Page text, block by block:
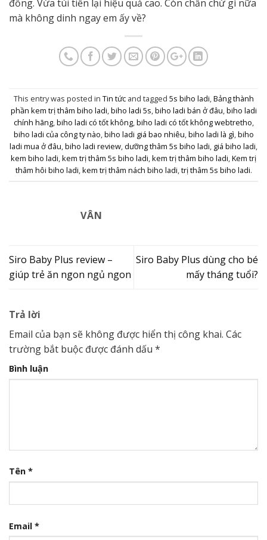
đồng. Vừa túi tiền lại hiệu quả cao. Còn chần chừ gì nữa
mà không dinh ngay em ấy về?
This entry was posted in Tin tứcand tagged 5s biho ladi,Bảng thành
phần kem trị thâm biho ladi,biho ladi 5s,biho ladi bán ở đâu,biho ladi
chính hãng,biho ladi có tốt không,biho ladi có tốt không webtretho,
biho ladi của công ty nào,biho ladi giá bao nhiêu,biho ladi là gì,biho
ladi mua ở đâu,biho ladi review,dưỡng thâm 5s biho ladi, giá biho ladi,
kem biho ladi,kem trị thâm 5s biho ladi,kem trị thâm biho ladi,Kem trị
thâm hôi biho ladi,kem trị thâm nách biho ladi,trị thâm 5s biho ladi.
VÂN
Siro Baby Plus review –
giúp trẻ ăn ngon ngủ ngon
Siro Baby Plus dùng cho bé
mấy tháng tuổi?
Trả lời
Email của bạn sẽ không được hiển thị công khai. Các
trường bắt buộc được đánh dấu *
Bình luận
Tên *
Email *